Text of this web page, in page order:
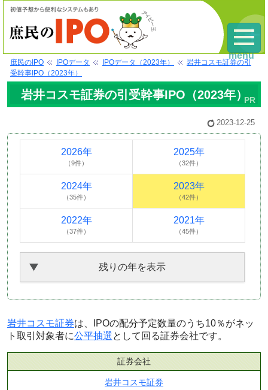
庶民のIPO IPOデータ IPOデータ（2023年）
岩井コスモ証券の引
受幹事IPO（2023年）
岩井コスモ証券の引受幹事IPO（2023年）
2023-12-25
2026年
（9件）
2025年
（32件）
2024年
（35件）
2023年
（42件）
2022年
（37件）
2021年
（45件）
残りの年を表示
岩井コスモ証券は、IPOの配分予定数量のうち10％がネッ
ト取引対象者に公平抽選として回る証券会社です。
証券会社
岩井コスモ証券
menu